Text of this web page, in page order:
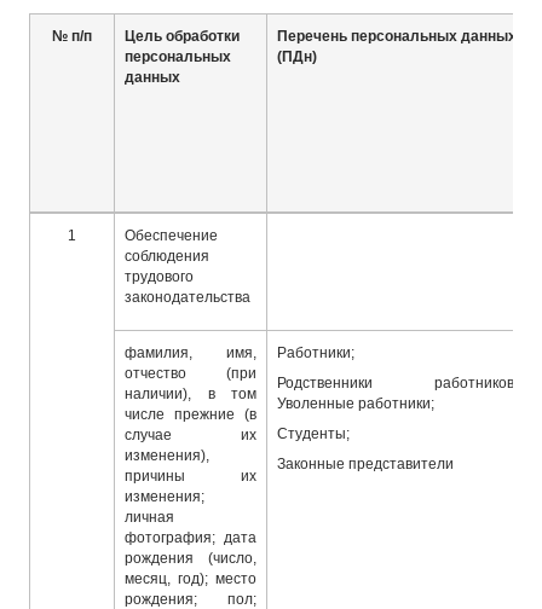
№ п/п
Цель обработки
персональных
данных
Перечень персональных данных
(ПДн)
1
Обеспечение
соблюдения
трудового
законодательства
фамилия, имя,
отчество (при
наличии), в том
числе прежние (в
случае их
изменения),
причины их
изменения;
личная
фотография; дата
рождения (число,
месяц, год); место
рождения; пол;
Работники;
Родственники работников;
Уволенные работники;
Студенты;
Законные представители